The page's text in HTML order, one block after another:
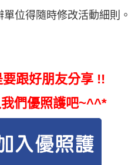
位得隨時修改活動細則。
跟好朋友分享 !!
們優照護吧~^^*